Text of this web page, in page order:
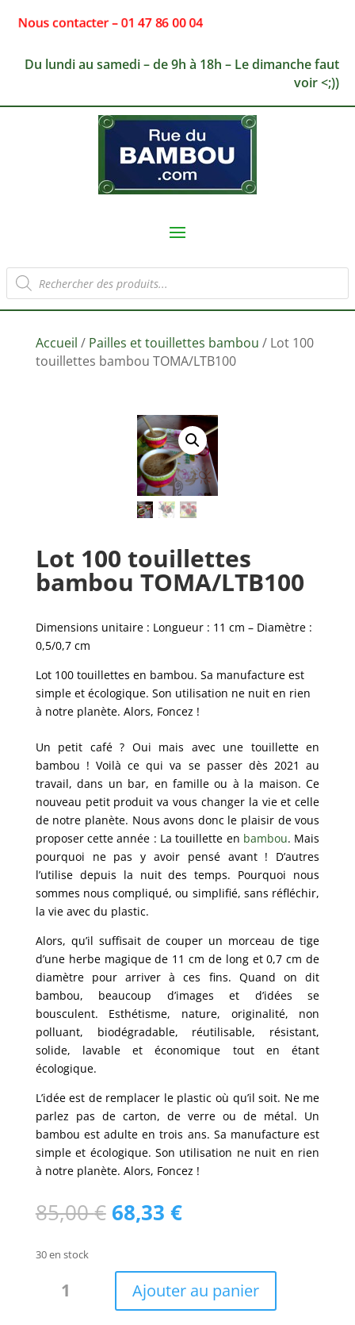
Nous contacter – 01 47 86 00 04
Du lundi au samedi – de 9h à 18h – Le dimanche faut
voir <;))
Recherche
de
produits
Accueil / Pailles et touillettes bambou / Lot 100
touillettes bambou TOMA/LTB100
Lot 100 touillettes
bambou TOMA/LTB100
Dimensions unitaire : Longueur : 11 cm – Diamètre :
0,5/0,7 cm
Lot 100 touillettes en bambou. Sa manufacture est
simple et écologique. Son utilisation ne nuit en rien
à notre planète. Alors, Foncez !
Un petit café ? Oui mais avec une touillette en
bambou ! Voilà ce qui va se passer dès 2021 au
travail, dans un bar, en famille ou à la maison. Ce
nouveau petit produit va vous changer la vie et celle
de notre planète. Nous avons donc le plaisir de vous
proposer cette année : La touillette en bambou. Mais
pourquoi ne pas y avoir pensé avant ! D’autres
l’utilise depuis la nuit des temps. Pourquoi nous
sommes nous compliqué, ou simplifié, sans réfléchir,
la vie avec du plastic.
Alors, qu’il suffisait de couper un morceau de tige
d’une herbe magique de 11 cm de long et 0,7 cm de
diamètre pour arriver à ces fins. Quand on dit
bambou, beaucoup d’images et d’idées se
bousculent. Esthétisme, nature, originalité, non
polluant, biodégradable, réutilisable, résistant,
solide, lavable et économique tout en étant
écologique.
L’idée est de remplacer le plastic où qu’il soit. Ne me
parlez pas de carton, de verre ou de métal. Un
bambou est adulte en trois ans. Sa manufacture est
simple et écologique. Son utilisation ne nuit en rien
à notre planète. Alors, Foncez !
85,00€ Le
prix
était :
85,00 €.
68,33 €Le
prix
est :
68,33 €.
30 en stock
Ajouter au panier